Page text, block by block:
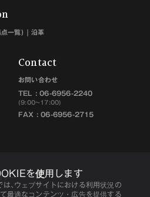
を使用します
は､ウェブサイトにおける利用状況の
最適なコンテンツ・広告を提供する
一覧) 沿革
サー
Contact
お問い合わせ
TEL :06-6956-2240
(9:00~17:00)
FAX : 06-6956-2715